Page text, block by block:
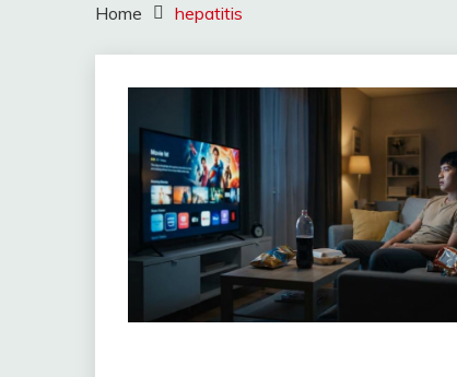
Home hepatitis